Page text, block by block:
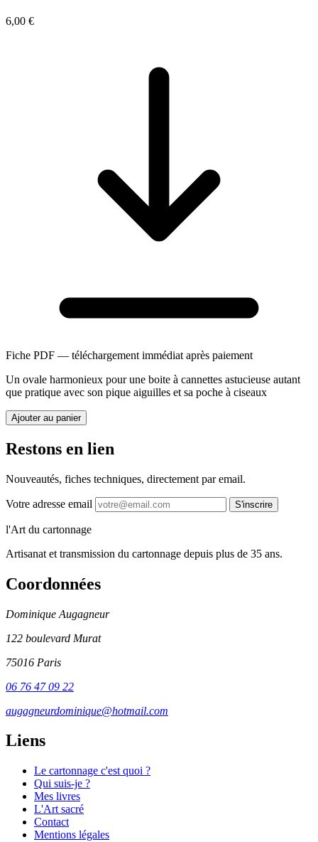
6,00 €
Fiche PDF — téléchargement immédiat après paiement
Un ovale harmonieux pour une boite à cannettes astucieuse autant
que pratique avec son pique aiguilles et sa poche à ciseaux
Ajouter au panier
Restons en lien
Nouveautés, fiches techniques, directement par email.
Votre adresse email S'inscrire
l'Art du cartonnage
Artisanat et transmission du cartonnage depuis plus de 35 ans.
Coordonnées
Dominique Augagneur
122 boulevard Murat
75016 Paris
06 76 47 09 22
augagneurdominique@hotmail.com
Liens
Le cartonnage c'est quoi ?
Qui suis-je ?
Mes livres
L'Art sacré
Contact
Mentions légales